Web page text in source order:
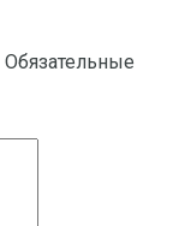
Обязательные